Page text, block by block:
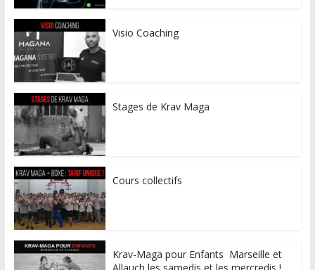
Visio Coaching
Stages de Krav Maga
Cours collectifs
Krav-Maga pour Enfants Marseille et